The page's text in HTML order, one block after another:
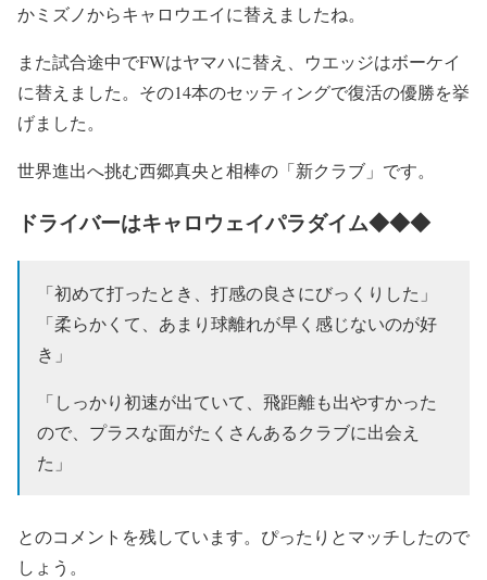
かミズノからキャロウエイに替えましたね。
また試合途中でFWはヤマハに替え、ウエッジはボーケイ
に替えました。その14本のセッティングで復活の優勝を挙
げました。
世界進出へ挑む西郷真央と相棒の「新クラブ」です。
ドライバーはキャロウェイパラダイム◆◆◆
「初めて打ったとき、打感の良さにびっくりした」
「柔らかくて、あまり球離れが早く感じないのが好
き」
「しっかり初速が出ていて、飛距離も出やすかった
ので、プラスな面がたくさんあるクラブに出会え
た」
とのコメントを残しています。ぴったりとマッチしたので
しょう。